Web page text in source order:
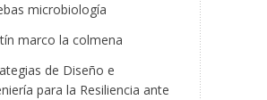
microbiología
marco la colmena
de Diseño e
para la Resiliencia ante